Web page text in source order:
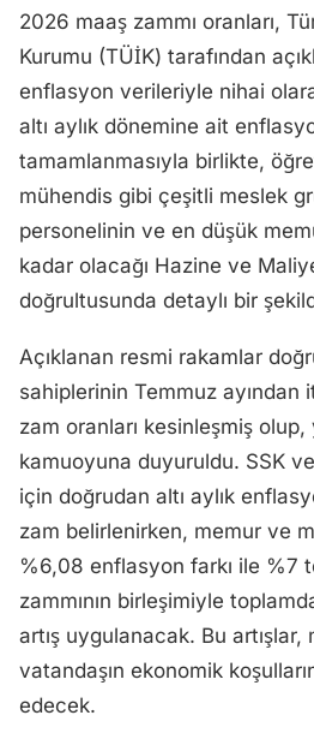
2026 maaş zammı oranları,
Kurumu (TÜİK) tarafından
enflasyon verileriyle nihai
altı aylık dönemine ait
tamamlanmasıyla birlikte,
mühendis gibi çeşitli meslek
personelinin ve en düşük
kadar olacağı Hazine ve
doğrultusunda detaylı bir
Açıklanan resmi rakamlar
sahiplerinin Temmuz ayından
zam oranları kesinleşmiş
kamuoyuna duyuruldu. SSK
için doğrudan altı aylık
zam belirlenirken, memur ve
%6,08 enflasyon farkı ile %7
zammının birleşimiyle
artış uygulanacak. Bu artışlar,
vatandaşın ekonomik
edecek.